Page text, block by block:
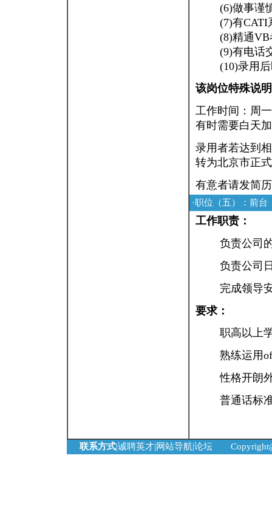
(6)做事谨
(7)有CATI
(8)精通
(9)有电话
(10)录用
该岗位特殊说
工作时间：周
有时需要白天
录用者若达到
转为北京市正
有意者请发简
·职位（五）：前台
工作职责：
负责公司
负责公司
完成领导
要求：
职高以上
熟练运用
性格开朗
普通话标
联系方式|诚聘英才|网站导航|论坛